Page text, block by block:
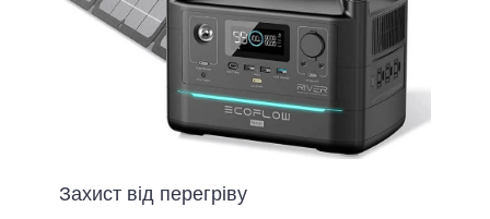
Захист від перегріву